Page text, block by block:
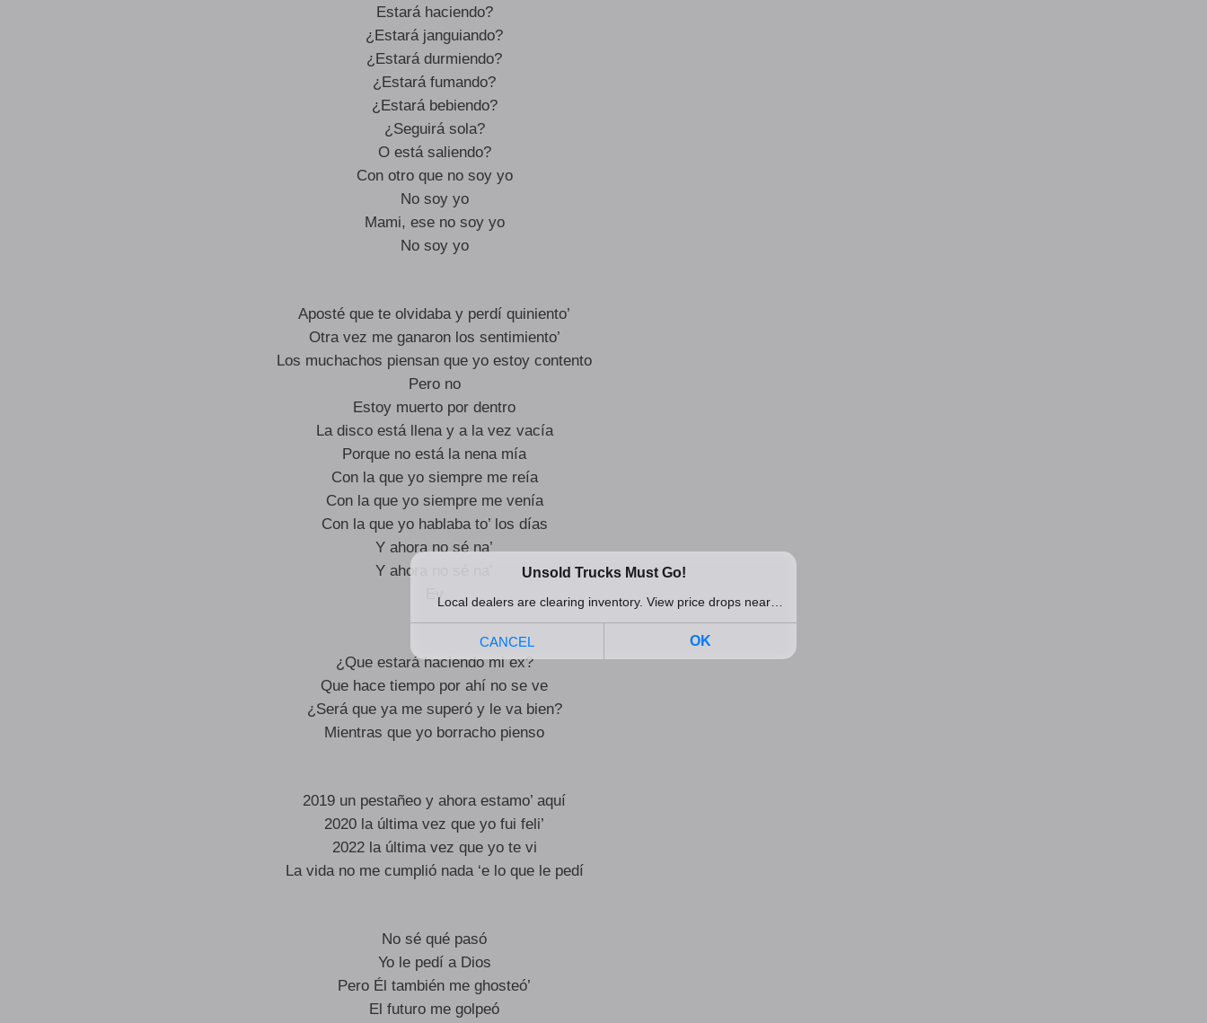
Estará haciendo?
¿Estará janguiando?
¿Estará durmiendo?
¿Estará fumando?
¿Estará bebiendo?
¿Seguirá sola?
O está saliendo?
Con otro que no soy yo
No soy yo
Mami, ese no soy yo
No soy yo
Aposté que te olvidaba y perdí quiniento’
Otra vez me ganaron los sentimiento’
Los muchachos piensan que yo estoy contento
Pero no
Estoy muerto por dentro
La disco está llena y a la vez vacía
Porque no está la nena mía
Con la que yo siempre me reía
Con la que yo siempre me venía
Con la que yo hablaba to’ los días
Y ahora no sé na’
Y ahora no sé na’
Ey
¿Que estará haciendo mi ex?
Que hace tiempo por ahí no se ve
¿Será que ya me superó y le va bien?
Mientras que yo borracho pienso
2019 un pestañeo y ahora estamo’ aquí
2020 la última vez que yo fui feli’
2022 la última vez que yo te vi
La vida no me cumplió nada ‘e lo que le pedí
No sé qué pasó
Yo le pedí a Dios
Pero Él también me ghosteó’
El futuro me golpeó